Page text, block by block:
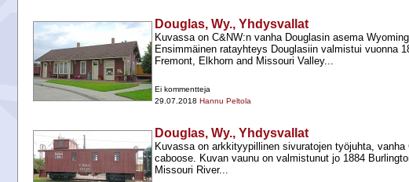
Douglas, Wy., Yhdysvallat
Kuvassa on C&NW:n vanha Douglasin asema
Ensimmäinen ratayhteys Douglasiin valmistui vuonna
Fremont, Elkhorn and Missouri Valley...
Ei kommentteja
29.07.2018 Hannu Peltola
Douglas, Wy., Yhdysvallat
Kuvassa on arkkityypillinen sivuratojen työjuhta, vanha
caboose. Kuvan vaunu on valmistunut jo 1884
Missouri River...